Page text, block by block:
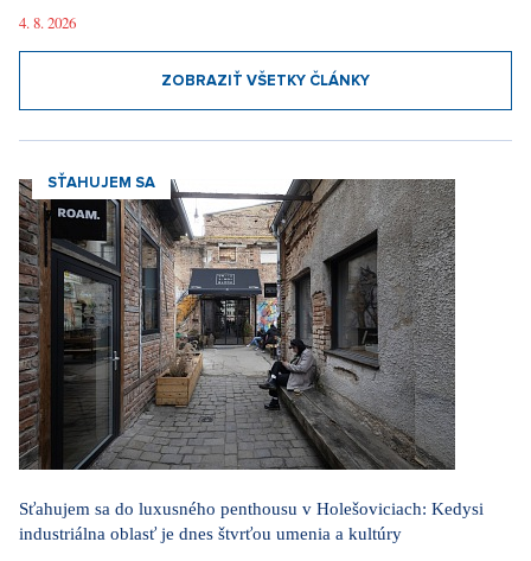
4. 8. 2026
ZOBRAZIŤ VŠETKY ČLÁNKY
SŤAHUJEM SA
Sťahujem sa do luxusného penthousu v Holešoviciach: Kedysi
industriálna oblasť je dnes štvrťou umenia a kultúry